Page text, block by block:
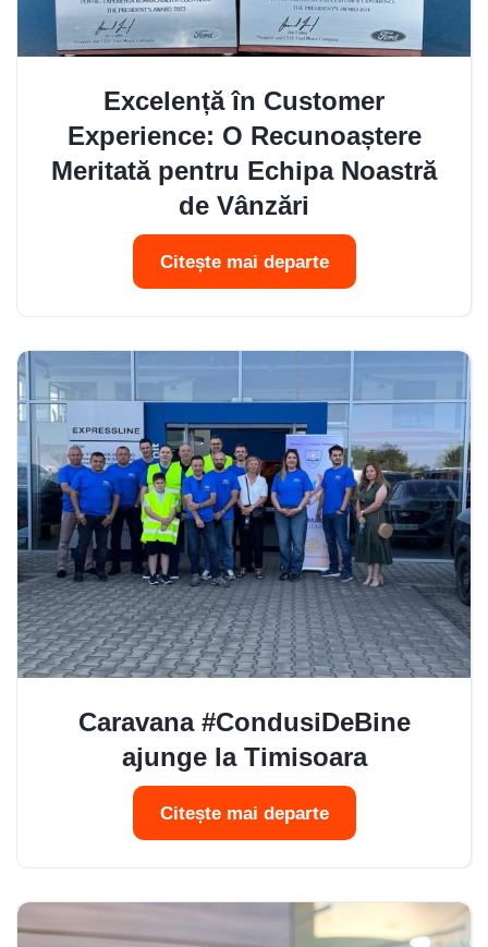
Excelență în Customer
Experience: O Recunoaștere
Meritată pentru Echipa Noastră
de Vânzări
Citește mai departe
Caravana #CondusiDeBine
ajunge la Timisoara
Citește mai departe